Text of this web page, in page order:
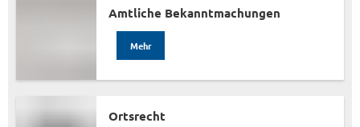
Amtliche Bekanntmachungen
Mehr
Ortsrecht